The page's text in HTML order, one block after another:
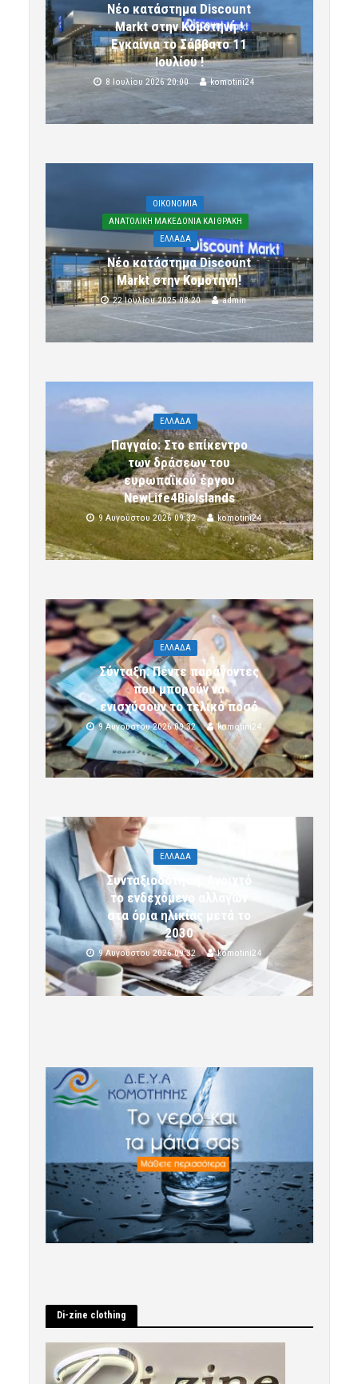
Νέο κατάστημα Discount
Markt στην Κομοτηνή !
Εγκαίνια το Σάββατο 11
Ιουλίου !
8 Ιουλίου 2026 20:00 komotini24
OIKONOMIA
ΑΝΑΤΟΛΙΚΗ ΜΑΚΕΔΟΝΙΑ ΚΑΙ ΘΡΑΚΗ
ΕΛΛΑΔΑ
Νέο κατάστημα Discount
Markt στην Κομοτηνή!
22 Ιουλίου 2025 08:20 admin
ΕΛΛΑΔΑ
Παγγαίο: Στο επίκεντρο
των δράσεων του
ευρωπαϊκού έργου
NewLife4BioIslands
9 Αυγούστου 2026 09:32 komotini24
ΕΛΛΑΔΑ
Σύνταξη: Πέντε παράγοντες
που μπορούν να
ενισχύσουν το τελικό ποσό
9 Αυγούστου 2026 09:32 komotini24
ΕΛΛΑΔΑ
Συνταξιοδότηση: Ανοιχτό
το ενδεχόμενο αλλαγών
στα όρια ηλικίας μετά το
2030
9 Αυγούστου 2026 09:32 komotini24
Di-zine clothing